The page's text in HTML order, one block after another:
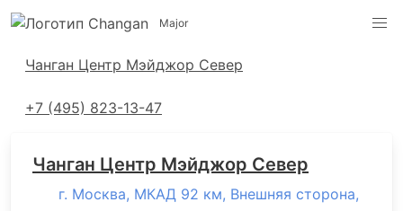
Major
Чанган Центр Мэйджор Север
+7 (495) 823-13-47
Адреса салонов
Чанган Центр Мэйджор Север
г. Москва, МКАД 92 км, Внешняя сторона,